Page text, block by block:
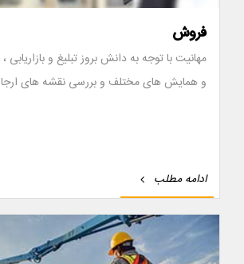
فروش
مهانیت با توجه به دانش بروز تبلیغ و بازاریابی
و همایش های مختلف و بررسی نقشه های
ادامه مطلب